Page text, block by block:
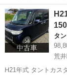
離は160131㌔ 現在車検無し 外装は、大きな、キズ
れません。が、小さく浮き錆が有
です...
宮城 仙台市
中古車
タ
荒
Ꮋ21年式 タントカスタムX 2WD タントカスタムX 走行距離 98800